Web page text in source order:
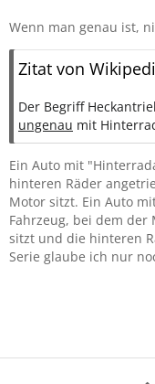
Wenn man genau ist,
Zitat von
Der Begriff
ungenau mit
Ein Auto mit
hinteren Räder
Motor sitzt. Ein Auto
Fahrzeug, bei dem
sitzt und die hinteren
Serie glaube ich nur